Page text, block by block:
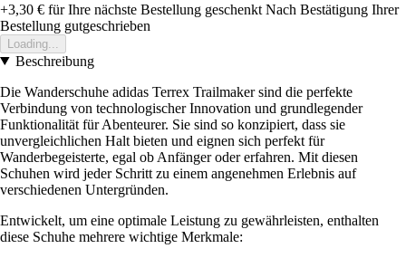
+3,30 € für Ihre nächste Bestellung geschenkt Nach Bestätigung Ihrer
Bestellung gutgeschrieben
Loading...
Beschreibung
Die Wanderschuhe adidas Terrex Trailmaker sind die perfekte
Verbindung von technologischer Innovation und grundlegender
Funktionalität für Abenteurer. Sie sind so konzipiert, dass sie
unvergleichlichen Halt bieten und eignen sich perfekt für
Wanderbegeisterte, egal ob Anfänger oder erfahren. Mit diesen
Schuhen wird jeder Schritt zu einem angenehmen Erlebnis auf
verschiedenen Untergründen.
Entwickelt, um eine optimale Leistung zu gewährleisten, enthalten
diese Schuhe mehrere wichtige Merkmale: